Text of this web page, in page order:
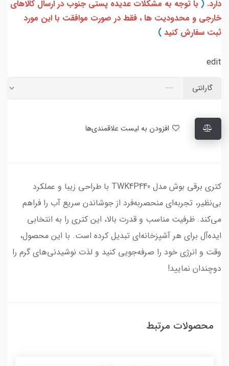
دارد. ( با توجه به مشکلات عدیده پستی جنوب در ارسال کالاهای
خارجی و محدودیت ها ، فقط در صورت موافقت با این مورد
ثبت سفارش کنید )
edit
گارانتی
کتری برقی بوش مدل TWK4P440 با طراحی زیبا و عملکرد
بی‌نظیر، تجربه‌ای منحصربه‌فرد از جوشاندن سریع آب را فراهم
می‌کند. ظرفیت مناسب و قدرت بالا، این کتری را به انتخابی
ایده‌آل برای هر آشپزخانه‌ای تبدیل کرده است. با این محصول،
وقت و انرژی خود را صرفه‌جویی کنید و لذت نوشیدنی‌های گرم را
دوچندان نمایید!
محصولات مرتبط